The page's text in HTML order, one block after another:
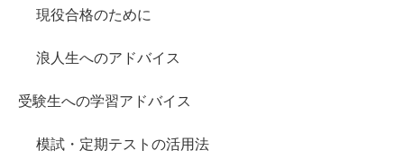
現役合格のために
浪人生へのアドバイス
受験生への学習アドバイス
模試・定期テストの活用法